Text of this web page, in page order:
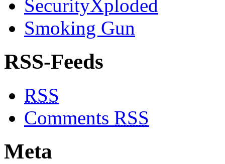
SecurityXploded
Smoking Gun
RSS-Feeds
RSS
Comments RSS
Meta